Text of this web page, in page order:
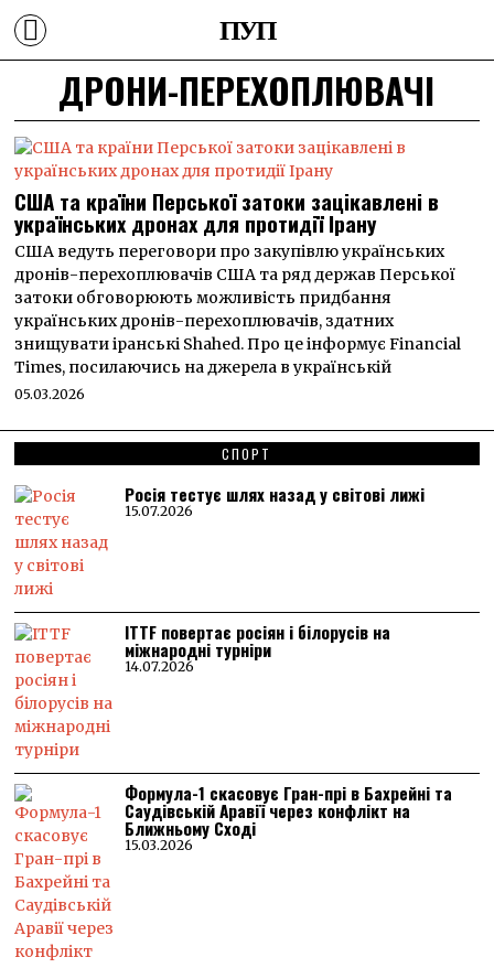
ПУП
ДРОНИ-ПЕРЕХОПЛЮВАЧІ
США та країни Перської затоки зацікавлені в
українських дронах для протидії Ірану
США ведуть переговори про закупівлю українських
дронів-перехоплювачів США та ряд держав Перської
затоки обговорюють можливість придбання
українських дронів-перехоплювачів, здатних
знищувати іранські Shahed. Про це інформує Financial
Times, посилаючись на джерела в українській
05.03.2026
СПОРТ
Росія тестує шлях назад у світові лижі
15.07.2026
ITTF повертає росіян і білорусів на
міжнародні турніри
14.07.2026
Формула-1 скасовує Гран-прі в Бахрейні та
Саудівській Аравії через конфлікт на
Ближньому Сході
15.03.2026